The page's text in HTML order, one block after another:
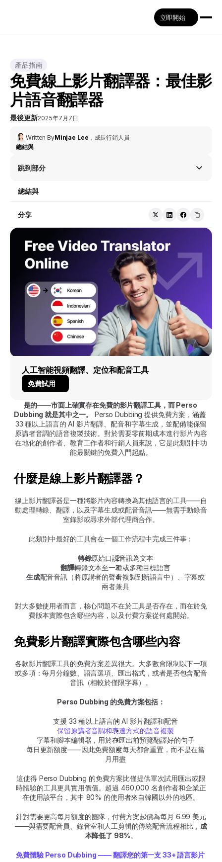
立即開始
產品指南
免費線上影片翻譯器：最佳影
片語音翻譯器
最後更新2025年7月7日
Written ByMinjae Lee ， 成長行銷人員
總結與
跳到部分
總結與
分享
人工智能視頻翻譯、定位和配音工具
免費試用
是的——市面上確實存在免費的影片翻譯工具，而 Perso
Dubbing 就是其中之一。
Perso Dubbing 提供免費方案，涵蓋
33 種以上語言的 AI 影片翻譯、配音和字幕生成，並配備能保留
原講者音調的語音複製技術。對於需要零前期成本進行影片內容
在地化的創作者、教育工作者和行銷人員來說，它是此類別中功
能最關鍵的免費入門起點。
什麼是線上影片翻譯器？
線上影片翻譯器是一種將影片內容轉換為其他語言的工具——自
動處理轉錄、翻譯，以及字幕生成或配音音訊——無需手動錄音
室錄影或尋求外部代理商合作。
此類別中最好的工具會在一個工作流程中完成三件事：
轉錄原始口說音訊為文本
翻譯轉錄文本至一種或多種目標語言
生成配音音訊（將原講者的聲音複製到新語言中）、字幕或
兩者兼具
對大多數使用者而言，核心問題不在於工具是否存在，而在於免
費版本實際包含哪些內容，以及付費方案從何處開始。
免費影片翻譯實際包含哪些內容
各款影片翻譯工具的免費方案差異很大。大多數會限制以下一項
或多項：每月分鐘數、語言選項、匯出格式，或者是否包含配音
音訊（相較於僅限字幕）。
Perso Dubbing 的免費方案包括：
支援 33 種以上語言的 AI 影片翻譯和配音
保留原講者音調和表達方式的語音複製
字幕和腳本編輯器，用於在匯出前預覽翻譯好的句子
每日更新額度——因此免費額度每天都會重置，而不是在當
月用盡
這使得 Perso Dubbing 的免費方案比僅提供單次試用匯出或限
時體驗的工具更具實用價值。超過 460,000 名創作者和企業正
在使用該平台，其中 80% 的使用者來自韓國以外的地區。
針對需要更高每月額度的團隊，付費方案起價為每月 6.99 美元
——與需要配音員、錄音室和人工剪輯的傳統配音流程相比， 成
本降低了 98%。
免費體驗 Perso Dubbing —— 翻譯您的第一支 33+ 語言影片